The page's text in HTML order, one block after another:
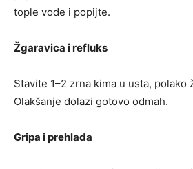
tople vode i popijte.
Žgaravica i refluks
Stavite 1–2 zrna kima u usta, polako
Olakšanje dolazi gotovo odmah.
Gripa i prehlada